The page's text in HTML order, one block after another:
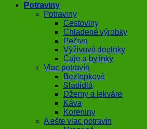
Potraviny
Potraviny
Cestoviny
Chladené výrobky
Pečivo
Výživové doplnky
Čaje a bylinky
Viac potravín
Bezlepkové
Sladidlá
Džemy a lekváre
Káva
Koreniny
A ešte viac potravín